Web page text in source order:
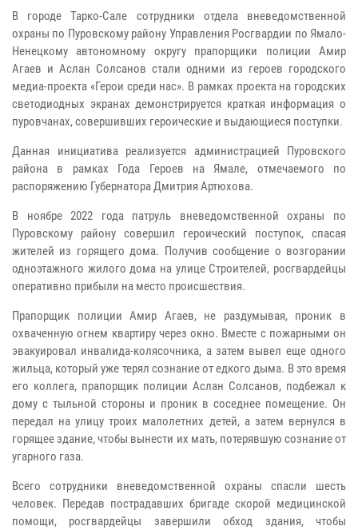
В городе Тарко-Сале сотрудники отдела вневедомственной
охраны по Пуровскому району Управления Росгвардии по Ямало-
Ненецкому автономному округу прапорщики полиции Амир
Агаев и Аслан Солсанов стали одними из героев городского
медиа-проекта «Герои среди нас». В рамках проекта на городских
светодиодных экранах демонстрируется краткая информация о
пуровчанах, совершивших героические и выдающиеся поступки.
Данная инициатива реализуется администрацией Пуровского
района в рамках Года Героев на Ямале, отмечаемого по
распоряжению Губернатора Дмитрия Артюхова.
В ноябре 2022 года патруль вневедомственной охраны по
Пуровскому району совершил героический поступок, спасая
жителей из горящего дома. Получив сообщение о возгорании
одноэтажного жилого дома на улице Строителей, росгвардейцы
оперативно прибыли на место происшествия.
Прапорщик полиции Амир Агаев, не раздумывая, проник в
охваченную огнем квартиру через окно. Вместе с пожарными он
эвакуировал инвалида-колясочника, а затем вывел еще одного
жильца, который уже терял сознание от едкого дыма. В это время
его коллега, прапорщик полиции Аслан Солсанов, подбежал к
дому с тыльной стороны и проник в соседнее помещение. Он
передал на улицу троих малолетних детей, а затем вернулся в
горящее здание, чтобы вынести их мать, потерявшую сознание от
угарного газа.
Всего сотрудники вневедомственной охраны спасли шесть
человек. Передав пострадавших бригаде скорой медицинской
помощи, росгвардейцы завершили обход здания, чтобы